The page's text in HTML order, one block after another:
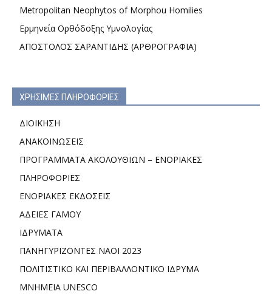
Metropolitan Neophytos of Morphou Homilies
Ερμηνεία Ορθόδοξης Υμνολογίας
ΑΠΟΣΤΟΛΟΣ ΣΑΡΑΝΤΙΔΗΣ (ΑΡΘΡΟΓΡΑΦΙΑ)
ΧΡΗΣΙΜΕΣ ΠΛΗΡΟΦΟΡΙΕΣ
ΔΙΟΙΚΗΣΗ
ΑΝΑΚΟΙΝΩΣΕΙΣ
ΠΡΟΓΡΑΜΜΑΤΑ ΑΚΟΛΟΥΘΙΩΝ – ΕΝΟΡΙΑΚΕΣ
ΠΛΗΡΟΦΟΡΙΕΣ
ΕΝΟΡΙΑΚΕΣ ΕΚΔΟΣΕΙΣ
ΑΔΕΙΕΣ ΓΑΜΟΥ
ΙΔΡΥΜΑΤΑ
ΠΑΝΗΓΥΡΙΖΟΝΤΕΣ ΝΑΟΙ 2023
ΠΟΛΙΤΙΣΤΙΚΟ ΚΑΙ ΠΕΡΙΒΑΛΛΟΝΤΙΚΟ ΙΔΡΥΜΑ
ΜΝΗΜΕΙΑ UNESCO